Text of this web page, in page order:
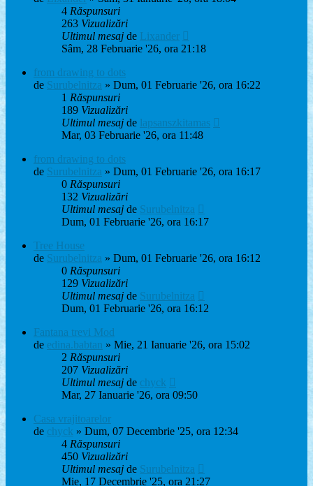
4 Răspunsuri
263 Vizualizări
Ultimul mesaj de Lixander
Sâm, 28 Februarie '26, ora 21:18
from drawing to dots
de Surubelnitza » Dum, 01 Februarie '26, ora 16:22
1 Răspunsuri
189 Vizualizări
Ultimul mesaj de lapsanszkitamas
Mar, 03 Februarie '26, ora 11:48
from drawing to dots
de Surubelnitza » Dum, 01 Februarie '26, ora 16:17
0 Răspunsuri
132 Vizualizări
Ultimul mesaj de Surubelnitza
Dum, 01 Februarie '26, ora 16:17
Tree House
de Surubelnitza » Dum, 01 Februarie '26, ora 16:12
0 Răspunsuri
129 Vizualizări
Ultimul mesaj de Surubelnitza
Dum, 01 Februarie '26, ora 16:12
Fantana trevi Mod
de edina.babtan » Mie, 21 Ianuarie '26, ora 15:02
2 Răspunsuri
207 Vizualizări
Ultimul mesaj de chyck
Mar, 27 Ianuarie '26, ora 09:50
Casa vrajitoarelor
de chyck » Dum, 07 Decembrie '25, ora 12:34
4 Răspunsuri
450 Vizualizări
Ultimul mesaj de Surubelnitza
Mie, 17 Decembrie '25, ora 21:27